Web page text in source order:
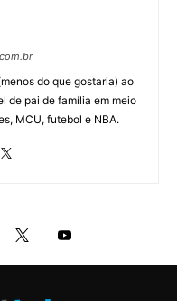
do que gostaria) ao
de pai de família em meio
MCU, futebol e NBA.